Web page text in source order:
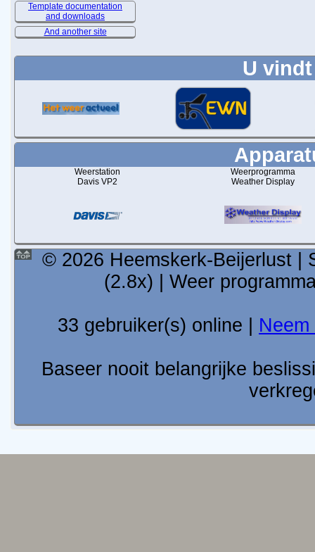
Template documentation
and downloads
And another site
U
Weerstation
Davis VP2
Weerprogramma
Weather Display
© 2026 Heemskerk-Beijerlust |
(2.8x) | Weer
33 gebruiker(s) online |
Baseer nooit belangrijke